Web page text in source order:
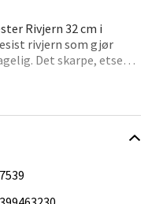
Rivjern 32 cm i
rivjern som gjør
Det skarpe, etsete
ost eller krydder.
med skylling eller i
Sandvika